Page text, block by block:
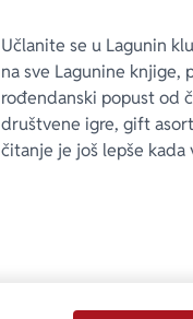
Učlanite se u Lagunin
na sve Lagunine knjige,
rođendanski popust od
društvene igre, gift
čitanje je još lepše kada